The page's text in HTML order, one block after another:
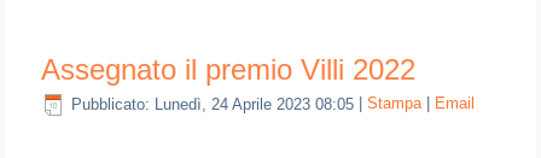
Assegnato il premio Villi 2022
Pubblicato: Lunedì, 24 Aprile 2023 08:05 |Stampa Email